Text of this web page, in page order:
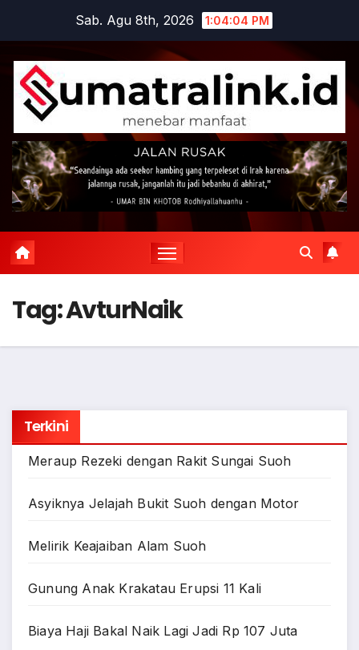
content
Sab. Agu 8th, 2026 1:04:05 PM
Tag:AvturNaik
Terkini
Meraup Rezeki dengan Rakit Sungai Suoh
Asyiknya Jelajah Bukit Suoh dengan Motor
Melirik Keajaiban Alam Suoh
Gunung Anak Krakatau Erupsi 11 Kali
Biaya Haji Bakal Naik Lagi Jadi Rp 107 Juta